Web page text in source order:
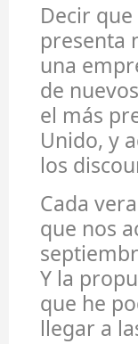
Decir
presenta
una
de
el más
Unido, y
los
Cada
que nos
Y la
que he
llegar a